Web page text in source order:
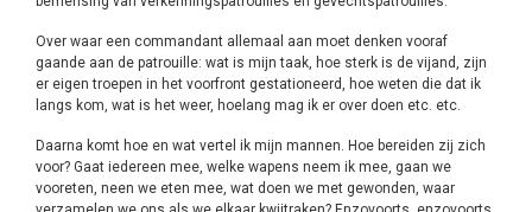
Over waar een commandant allemaal aan moet denken vooraf
gaande aan de patrouille: wat is mijn taak, hoe sterk is de vijand, zijn
er eigen troepen in het voorfront gestationeerd, hoe weten die dat ik
langs kom, wat is het weer, hoelang mag ik er over doen etc. etc.
Daarna komt hoe en wat vertel ik mijn mannen. Hoe bereiden zij zich
voor? Gaat iedereen mee, welke wapens neem ik mee, gaan we
vooreten, neen we eten mee, wat doen we met gewonden, waar